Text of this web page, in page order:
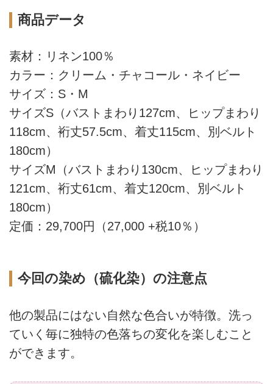
商品データ
素材：リネン100％
カラー：クリーム・チャコール・ネイビー
サイズ：S・M
サイズS（バストまわり127cm、ヒップまわり
118cm、裄丈57.5cm、着丈115cm、別ベルト
180cm）
サイズM（バストまわり130cm、ヒップまわり
121cm、裄丈61cm、着丈120cm、別ベルト
180cm）
定価：29,700円（27,000 +税10％）
今回の染め（硫化染）の注意点
他の製品にはない自然な色合いが特徴。洗っ
ていく毎に独特の色落ちの変化を楽しむこと
ができます。